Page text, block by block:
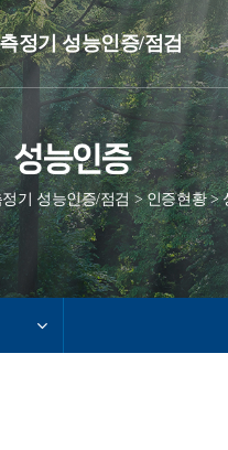
정기 성능인증/점검
지사항
원절차
증현황
자료실
성능인증
기 성능인증/점검>인증현황>